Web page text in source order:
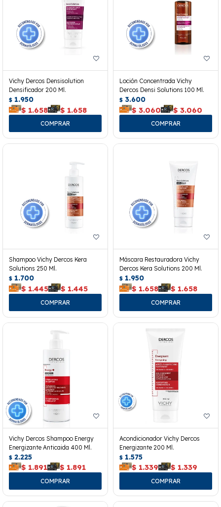
Vichy Dercos Densisolution
Densificador 200 Ml.
$ 1.950
$ 1.658 $ 1.658
Loción Concentrada Vichy
Dercos Densi Solutions 100 Ml.
$ 3.600
$ 3.060 $ 3.060
Shampoo Vichy Dercos Kera
Solutions 250 Ml.
$ 1.700
$ 1.445 $ 1.445
Máscara Restauradora Vichy
Dercos Kera Solutions 200 Ml.
$ 1.950
$ 1.658 $ 1.658
Vichy Dercos Shampoo Energy
Energizante Anticaida 400 Ml.
$ 2.225
$ 1.891 $ 1.891
Acondicionador Vichy Dercos
Energizante 200 Ml.
$ 1.575
$ 1.339 $ 1.339